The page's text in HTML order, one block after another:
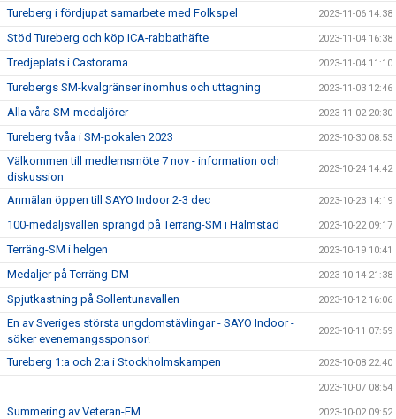
Tureberg i fördjupat samarbete med Folkspel 2023-11-06 14:38
Stöd Tureberg och köp ICA-rabbathäfte 2023-11-04 16:38
Tredjeplats i Castorama 2023-11-04 11:10
Turebergs SM-kvalgränser inomhus och uttagning 2023-11-03 12:46
Alla våra SM-medaljörer 2023-11-02 20:30
Tureberg tvåa i SM-pokalen 2023 2023-10-30 08:53
Välkommen till medlemsmöte 7 nov - information och
diskussion
2023-10-24 14:42
Anmälan öppen till SAYO Indoor 2-3 dec 2023-10-23 14:19
100-medaljsvallen sprängd på Terräng-SM i Halmstad 2023-10-22 09:17
Terräng-SM i helgen 2023-10-19 10:41
Medaljer på Terräng-DM 2023-10-14 21:38
Spjutkastning på Sollentunavallen 2023-10-12 16:06
En av Sveriges största ungdomstävlingar - SAYO Indoor -
söker evenemangssponsor!
2023-10-11 07:59
Tureberg 1:a och 2:a i Stockholmskampen 2023-10-08 22:40
2023-10-07 08:54
Summering av Veteran-EM 2023-10-02 09:52